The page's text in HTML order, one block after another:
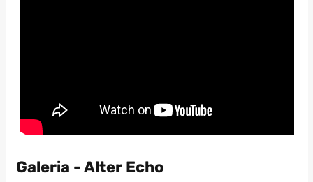
Galeria - Alter Echo